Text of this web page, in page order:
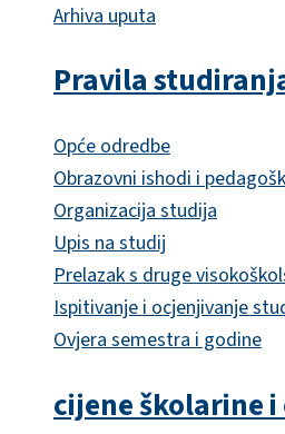
Arhiva uputa
Pravila
Opće odredbe
Obrazovni ishodi i
Organizacija studija
Upis na studij
Prelazak s druge
Ispitivanje i ocjenjivanje
Ovjera semestra i godine
cijene školarine